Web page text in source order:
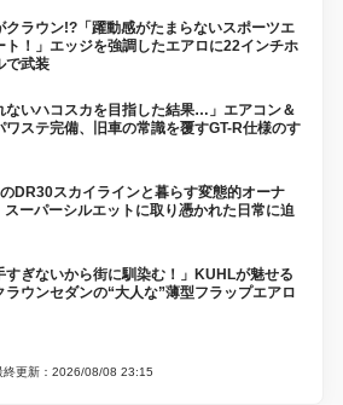
クラウン!?「躍動感がたまらないスポーツエ
ト！」エッジを強調したエアロに22インチホ
で武装
ないハコスカを目指した結果…」エアコン＆
ワステ完備、旧車の常識を覆すGT-R仕様のす
のDR30スカイラインと暮らす変態的オーナ
スーパーシルエットに取り憑かれた日常に迫
すぎないから街に馴染む！」KUHLが魅せる
ラウンセダンの“大人な”薄型フラップエアロ
終更新：2026/08/08 23:15